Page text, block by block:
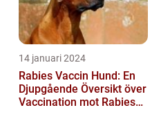
14 januari 2024
Rabies Vaccin Hund: En
Djupgående Översikt över
Vaccination mot Rabies